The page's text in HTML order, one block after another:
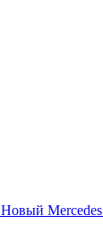
Новый Mercedes